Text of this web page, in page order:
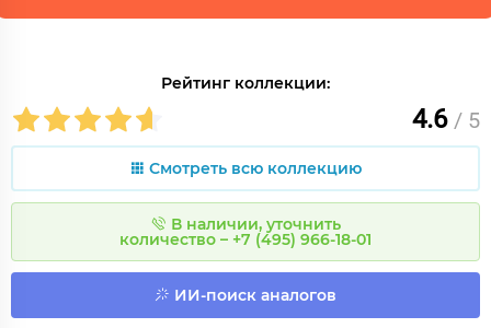
Рейтинг коллекции:
4.6 / 5
Смотреть всю коллекцию
В наличии, уточнить
количество – +7 (495) 966-18-01
ИИ-поиск аналогов